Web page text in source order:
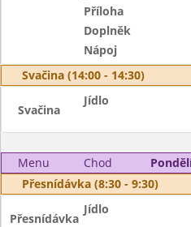
Příloha
Doplněk
Nápoj
Svačina (14:00 - 14:30)
Svačina
Jídlo
Menu Chod
Přesnídávka (8:30 - 9:30)
Přesnídávka
Jídlo